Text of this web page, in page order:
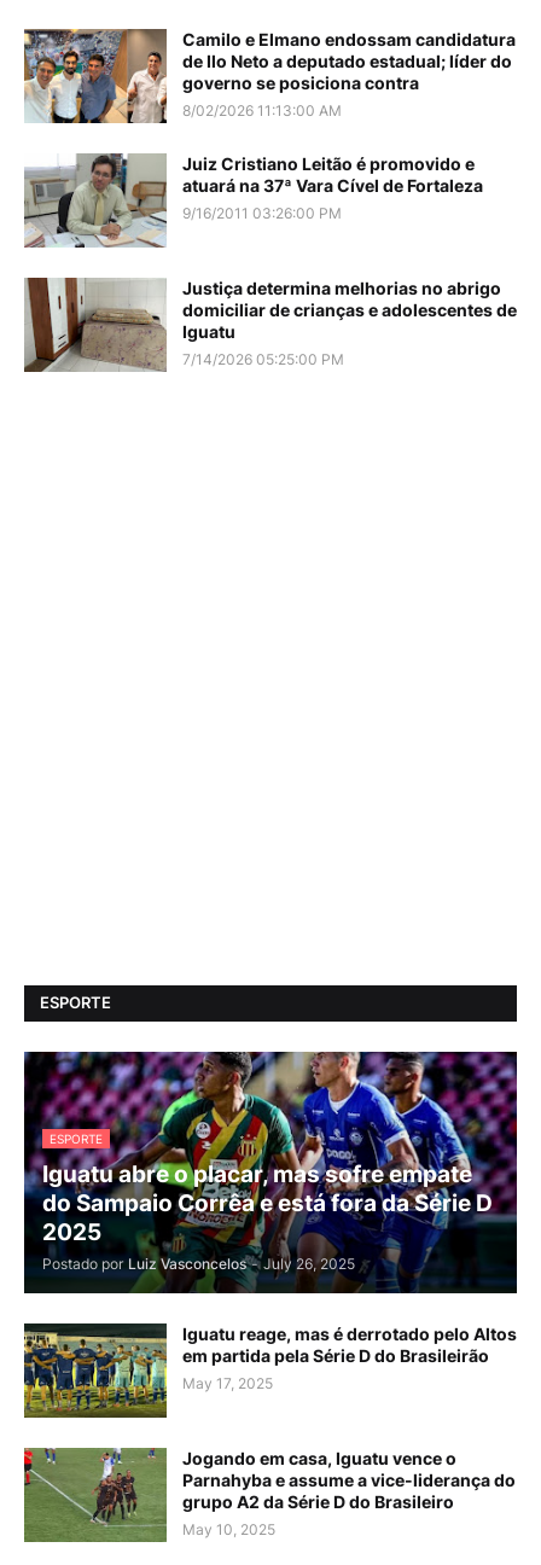
Camilo e Elmano endossam candidatura
de Ilo Neto a deputado estadual; líder do
governo se posiciona contra
8/02/2026 11:13:00 AM
Juiz Cristiano Leitão é promovido e
atuará na 37ª Vara Cível de Fortaleza
9/16/2011 03:26:00 PM
Justiça determina melhorias no abrigo
domiciliar de crianças e adolescentes de
Iguatu
7/14/2026 05:25:00 PM
ESPORTE
ESPORTE
Iguatu abre o placar, mas sofre empate
do Sampaio Corrêa e está fora da Série D
2025
Postado por Luiz Vasconcelos - July 26, 2025
Iguatu reage, mas é derrotado pelo Altos
em partida pela Série D do Brasileirão
May 17, 2025
Jogando em casa, Iguatu vence o
Parnahyba e assume a vice-liderança do
grupo A2 da Série D do Brasileiro
May 10, 2025